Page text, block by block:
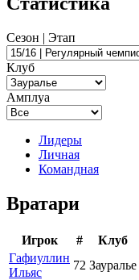
Сезон | Этап
Клуб
Амплуа
Лидеры
Личная
Командная
Вратари
Игрок # Клуб
Гафиуллин
Ильяс
72 Зауралье